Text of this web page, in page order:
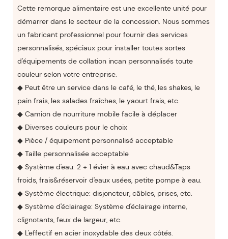
Cette remorque alimentaire est une excellente unité pour
démarrer dans le secteur de la concession. Nous sommes
un fabricant professionnel pour fournir des services
personnalisés, spéciaux pour installer toutes sortes
d'équipements de collation incan personnalisés toute
couleur selon votre entreprise.
◆ Peut être un service dans le café, le thé, les shakes, le
pain frais, les salades fraîches, le yaourt frais, etc.
◆ Camion de nourriture mobile facile à déplacer
◆ Diverses couleurs pour le choix
◆ Pièce / équipement personnalisé acceptable
◆ Taille personnalisée acceptable
◆ Système d'eau: 2 + 1 évier à eau avec chaud&Taps
froids, frais&réservoir d'eaux usées, petite pompe à eau.
◆ Système électrique: disjoncteur, câbles, prises, etc.
◆ Système d'éclairage: Système d'éclairage interne,
clignotants, feux de largeur, etc.
◆ L'effectif en acier inoxydable des deux côtés.